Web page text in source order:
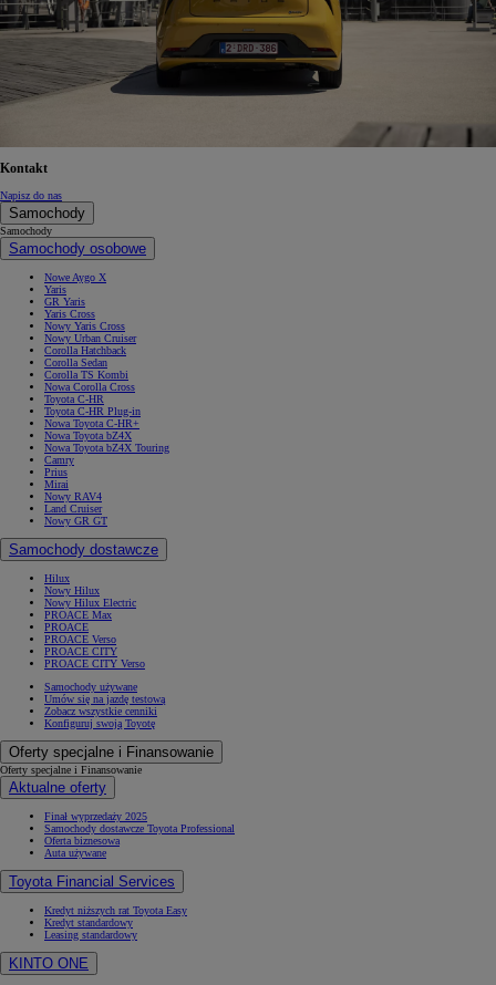
Kontakt
Napisz do nas
Samochody
Samochody
Samochody osobowe
Nowe Aygo X
Yaris
GR Yaris
Yaris Cross
Nowy Yaris Cross
Nowy Urban Cruiser
Corolla Hatchback
Corolla Sedan
Corolla TS Kombi
Nowa Corolla Cross
Toyota C-HR
Toyota C-HR Plug-in
Nowa Toyota C-HR+
Nowa Toyota bZ4X
Nowa Toyota bZ4X Touring
Camry
Prius
Mirai
Nowy RAV4
Land Cruiser
Nowy GR GT
Samochody dostawcze
Hilux
Nowy Hilux
Nowy Hilux Electric
PROACE Max
PROACE
PROACE Verso
PROACE CITY
PROACE CITY Verso
Samochody używane
Umów się na jazdę testową
Zobacz wszystkie cenniki
Konfiguruj swoją Toyotę
Oferty specjalne i Finansowanie
Oferty specjalne i Finansowanie
Aktualne oferty
Finał wyprzedaży 2025
Samochody dostawcze Toyota Professional
Oferta biznesowa
Auta używane
Toyota Financial Services
Kredyt niższych rat Toyota Easy
Kredyt standardowy
Leasing standardowy
KINTO ONE